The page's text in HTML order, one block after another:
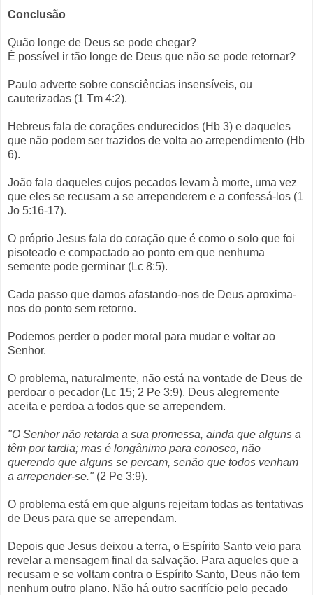
Conclusão
Quão longe de Deus se pode chegar?
É possível ir tão longe de Deus que não se pode retornar?
Paulo adverte sobre consciências insensíveis, ou
cauterizadas (1 Tm 4:2).
Hebreus fala de corações endurecidos (Hb 3) e daqueles
que não podem ser trazidos de volta ao arrependimento (Hb
6).
João fala daqueles cujos pecados levam à morte, uma vez
que eles se recusam a se arrependerem e a confessá-los (1
Jo 5:16-17).
O próprio Jesus fala do coração que é como o solo que foi
pisoteado e compactado ao ponto em que nenhuma
semente pode germinar (Lc 8:5).
Cada passo que damos afastando-nos de Deus aproxima-
nos do ponto sem retorno.
Podemos perder o poder moral para mudar e voltar ao
Senhor.
O problema, naturalmente, não está na vontade de Deus de
perdoar o pecador (Lc 15; 2 Pe 3:9). Deus alegremente
aceita e perdoa a todos que se arrependem.
"O Senhor não retarda a sua promessa, ainda que alguns a
têm por tardia; mas é longânimo para conosco, não
querendo que alguns se percam, senão que todos venham
a arrepender-se."(2 Pe 3:9).
O problema está em que alguns rejeitam todas as tentativas
de Deus para que se arrependam.
Depois que Jesus deixou a terra, o Espírito Santo veio para
revelar a mensagem final da salvação. Para aqueles que a
recusam e se voltam contra o Espírito Santo, Deus não tem
nenhum outro plano. Não há outro sacrifício pelo pecado